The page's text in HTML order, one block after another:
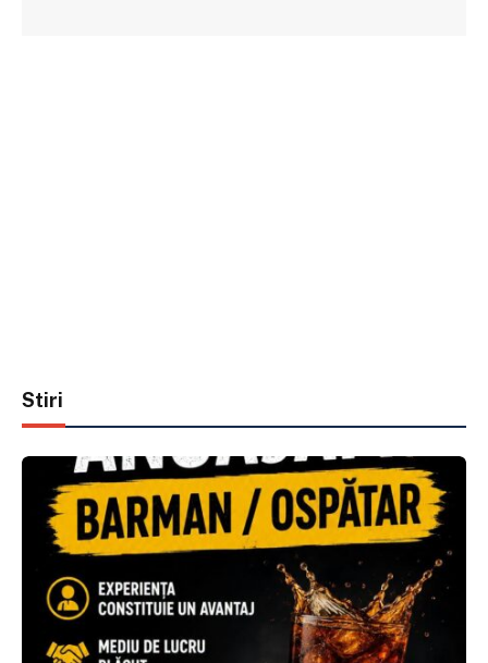
Stiri